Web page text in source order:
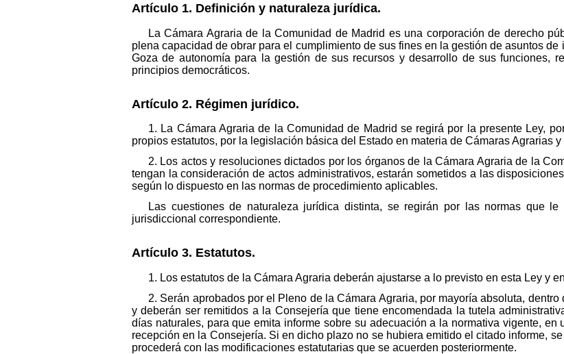
Artículo 1. Definición y naturaleza jurídica.
La Cámara Agraria de la Comunidad de Madrid es una corporación de derecho
plena capacidad de obrar para el cumplimiento de sus fines en la gestión de asuntos
Goza de autonomía para la gestión de sus recursos y desarrollo de sus funciones,
principios democráticos.
Artículo 2. Régimen jurídico.
1. La Cámara Agraria de la Comunidad de Madrid se regirá por la presente Ley,
propios estatutos, por la legislación básica del Estado en materia de Cámaras Agrarias
2. Los actos y resoluciones dictados por los órganos de la Cámara Agraria de la
tengan la consideración de actos administrativos, estarán sometidos a las
según lo dispuesto en las normas de procedimiento aplicables.
Las cuestiones de naturaleza jurídica distinta, se regirán por las normas que
jurisdiccional correspondiente.
Artículo 3. Estatutos.
1. Los estatutos de la Cámara Agraria deberán ajustarse a lo previsto en esta Ley y
2. Serán aprobados por el Pleno de la Cámara Agraria, por mayoría absoluta,
y deberán ser remitidos a la Consejería que tiene encomendada la tutela
días naturales, para que emita informe sobre su adecuación a la normativa vigente,
recepción en la Consejería. Si en dicho plazo no se hubiera emitido el citado informe,
procederá con las modificaciones estatutarias que se acuerden posteriormente.